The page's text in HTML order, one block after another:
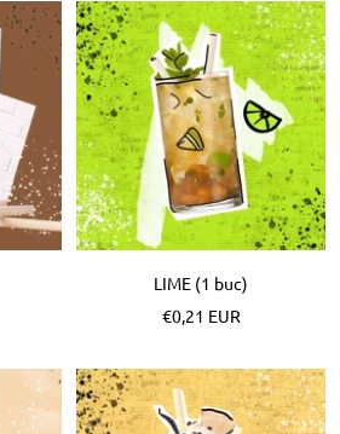
LIME (1 buc)
Pret
€0,21 EUR